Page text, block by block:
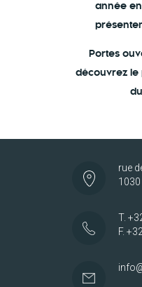
année
Portes
découvrez le
rue
T.
F.